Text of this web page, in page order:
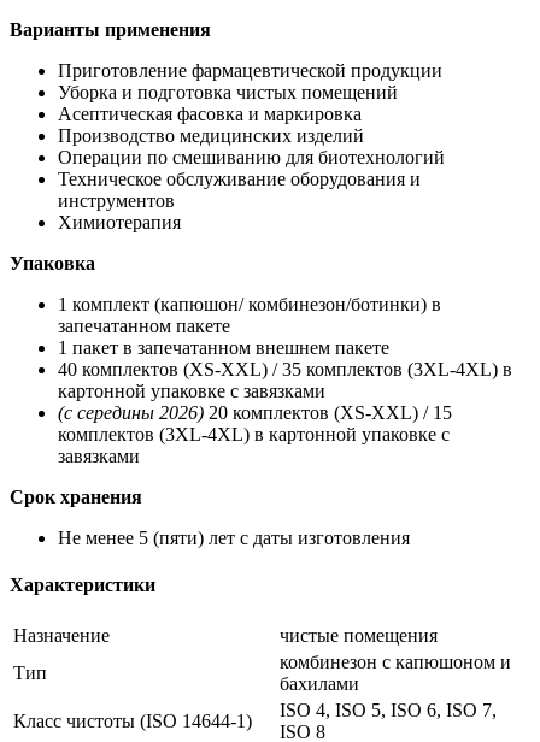
Варианты применения
Приготовление фармацевтической продукции
Уборка и подготовка чистых помещений
Асептическая фасовка и маркировка
Производство медицинских изделий
Операции по смешиванию для биотехнологий
Техническое обслуживание оборудования и
инструментов
Химиотерапия
Упаковка
1 комплект (капюшон/ комбинезон/ботинки) в
запечатанном пакете
1 пакет в запечатанном внешнем пакете
40 комплектов (XS-XXL) / 35 комплектов (3XL-4XL) в
картонной упаковке с завязками
(с середины 2026) 20 комплектов (XS-XXL) / 15
комплектов (3XL-4XL) в картонной упаковке с
завязками
Срок хранения
Не менее 5 (пяти) лет с даты изготовления
Характеристики
Назначение
чистые помещения
Тип
комбинезон с капюшоном и
бахилами
Класс чистоты (ISO 14644-1)
ISO 4, ISO 5, ISO 6, ISO 7,
ISO 8